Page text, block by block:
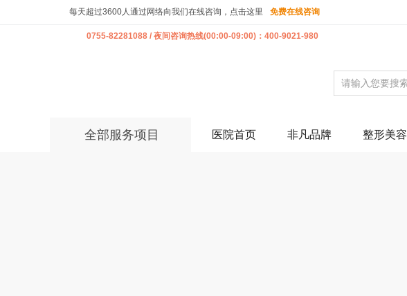
每天超过3600人通过网络向我们在线咨询，点击这里 免费在线咨询
0755-82281088 / 夜间咨询热线(00:00-09:00)：400-9021-980
全部服务项目 医院首页 非凡品牌 整形美容